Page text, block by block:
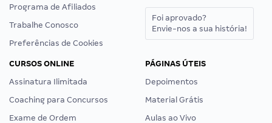
Programa de Afiliados
Trabalhe Conosco
Preferências de Cookies
Foi aprovado?
Envie-nos a sua história!
CURSOS ONLINE
Assinatura Ilimitada
Coaching para Concursos
Exame de Ordem
PÁGINAS ÚTEIS
Depoimentos
Material Grátis
Aulas ao Vivo